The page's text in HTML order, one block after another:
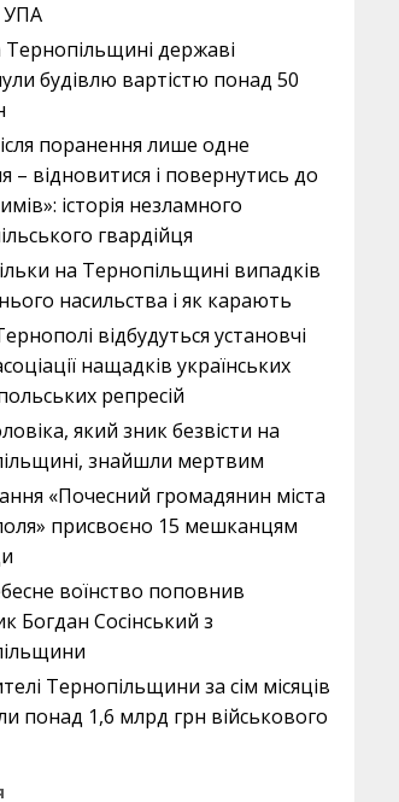
УПА
Тернопільщині державі
будівлю вартістю понад 50
поранення лише одне
– відновитися і повернутись до
історія незламного
гвардійця
на Тернопільщині випадків
насильства і як карають
відбудуться установчі
нащадків українських
репресій
який зник безвісти на
знайшли мертвим
«Почесний громадянин міста
присвоєно 15 мешканцям
воїнство поповнив
Богдан Сосінський з
Тернопільщини за сім місяців
понад 1,6 млрд грн військового